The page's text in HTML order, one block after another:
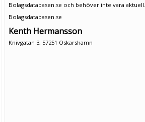
Bolagsdatabasen.se och behöver inte vara
Bolagsdatabasen.se
Kenth Hermansson
Knivgatan 3, 57251 Oskarshamn